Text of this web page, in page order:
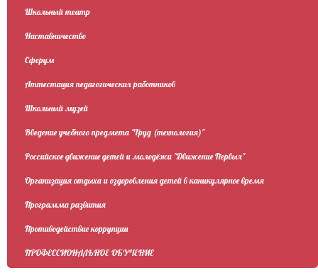
Школьный театр
Наставничество
Сферум
Аттестация педагогических работников
Школьный музей
Введение учебного предмета "Труд (технология)"
Российское движение детей и молодёжи "Движение Первых"
Организация отдыха и оздоровления детей в каникулярное время
Программа развития
Противодействие коррупции
ПРОФЕССИОНАЛЬНОЕ ОБУЧЕНИЕ